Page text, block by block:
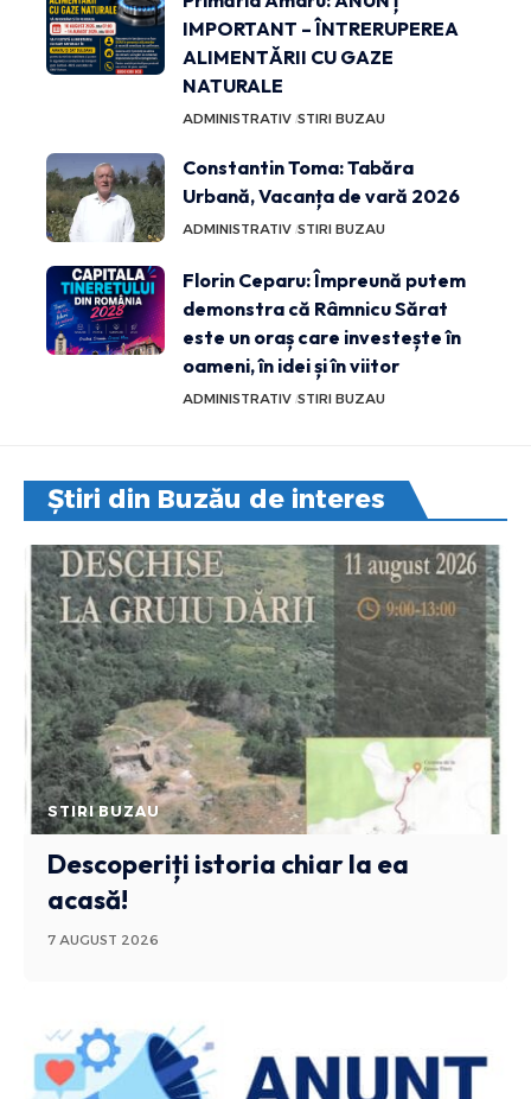
IMPORTANT – ÎNTRERUPEREA
ALIMENTĂRII CU GAZE
NATURALE
ADMINISTRATIV STIRI BUZAU
Constantin Toma: Tabăra
Urbană, Vacanța de vară 2026
ADMINISTRATIV STIRI BUZAU
Florin Ceparu: Împreună putem
demonstra că Râmnicu Sărat
este un oraș care investește în
oameni, în idei și în viitor
ADMINISTRATIV STIRI BUZAU
Știri din Buzău de interes
STIRI BUZAU
Descoperiți istoria chiar la ea
acasă!
7 AUGUST 2026